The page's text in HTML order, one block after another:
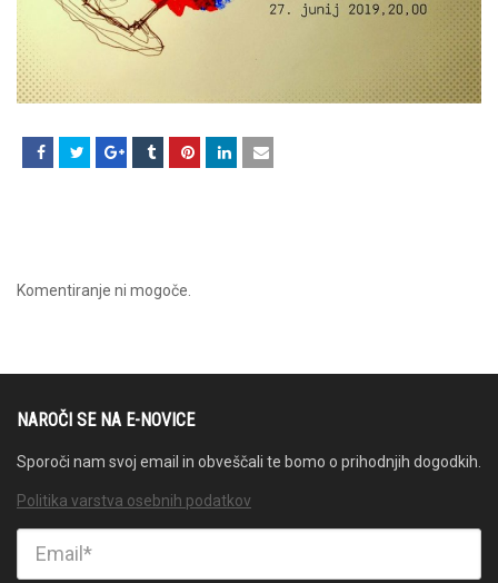
Komentiranje ni mogoče.
NAROČI SE NA E-NOVICE
Sporoči nam svoj email in obveščali te bomo o prihodnjih dogodkih.
Politika varstva osebnih podatkov